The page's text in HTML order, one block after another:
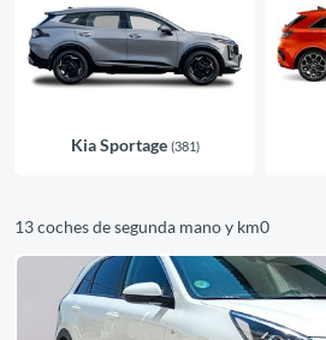
Kia Sportage (381)
13 coches de segunda mano y km0